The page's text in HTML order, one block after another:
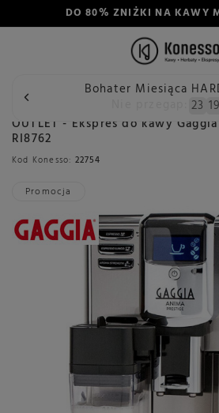
DO 80% ZNIŻKI NA KAWY
Bohater Miesiąca
23 19
Wstecz Konesso Outlet
Promocja
OUTLET - Ekspres do kawy
RI8762
Kod Konesso: 22754